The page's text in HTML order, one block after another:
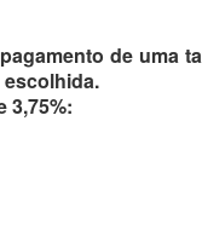
de uma
escolhida.
3,75%: